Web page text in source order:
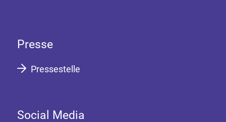
Presse
Pressestelle
Social Media